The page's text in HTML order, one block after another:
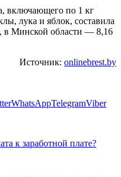
включающего по 1 кг
лука и яблок, составила
в Минской области — 8,16
Источник: onlinebrest.by
WhatsAppTelegramViber
к заработной плате?